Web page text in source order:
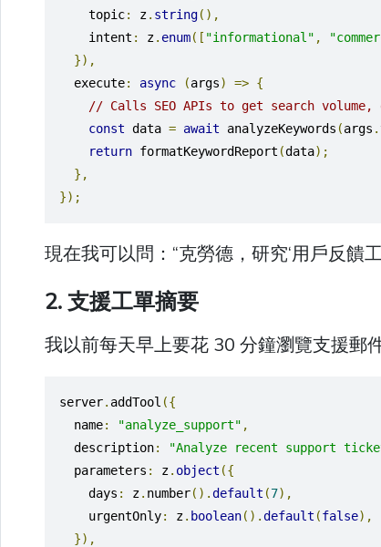
    topic
: z. string(),
    intent
: z. enum([ "informational" ,
}),
  execute
: async (args) => {
// Calls SEO APIs to get search
const data = await analyzeKeywords (args .
return formatKeywordReport (data);
},
});
現在我可以問：“克勞德，研究‘用戶反饋
2. 支援工單摘要
我以前每天早上要花 30 分鐘瀏覽支援郵
server. addTool ({
  name
: "analyze_support" ,
  description
: "Analyze recent support
  parameters
: z. object ({
    days
: z. number().default (7),
    urgentOnly
: z. boolean().default (false),
}),